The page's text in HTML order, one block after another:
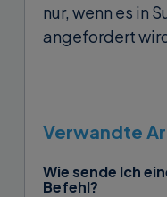
nur, wenn es in
angefordert
Verwandte
Wie sende Ich
Befehl?